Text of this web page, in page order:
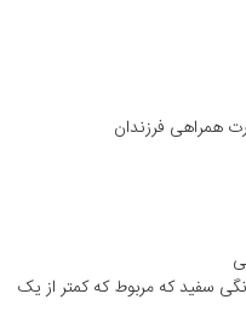
را نیز شامل می‌شود. شاید
ویزای شینگن می‌خواهد؟
عضو اتحادیه اروپاست اما
نیازی نیست و در مقابل، با
کشورهای عضو شینگن بازدید
شینگن اقدام کرده‌اید اما
بلغارستان در تهران تحویل
شما رد خواهد شد. ممکن است
همراهی فرزندان
با زمینه رنگی سفید که مربوط که کمتر از یک